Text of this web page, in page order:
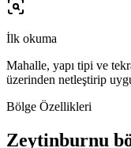
İlk okuma
Mahalle, yapı tipi ve
üzerinden netleştirip
Bölge Özellikleri
Zeytinburnu